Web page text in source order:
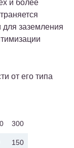
и более
заземления
от его типа
300
150